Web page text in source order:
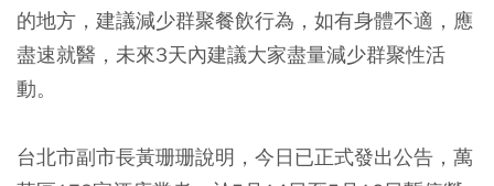
的地方，建議減少群聚餐飲行為，如有身體不適，應
盡速就醫，未來3天內建議大家盡量減少群聚性活
動。
台北市副市長黃珊珊說明，今日已正式發出公告， 萬